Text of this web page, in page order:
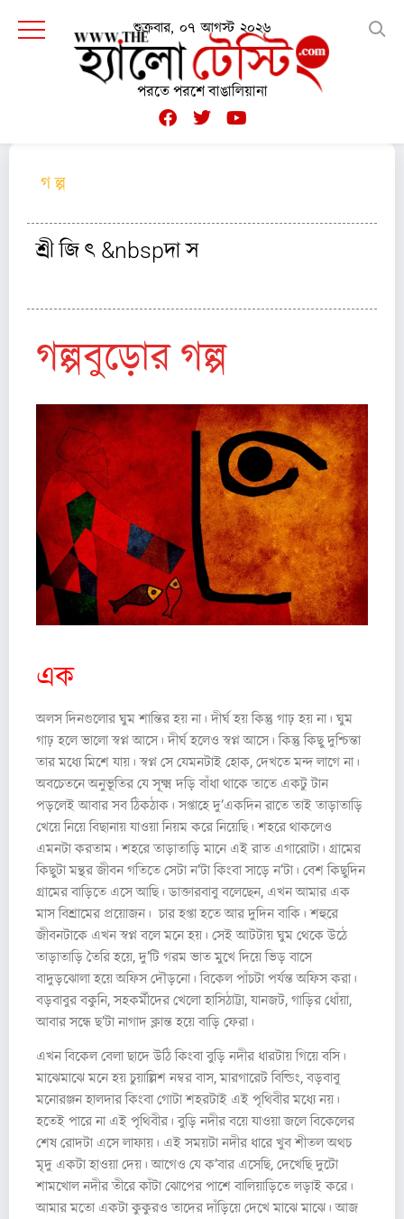
শুক্রবার, ০৭ আগস্ট ২০২৬
পরতে পরশে বাঙালিয়ানা
গ ল্প
শ্রী জি ৎ &nbspদা স
গল্পবুড়োর গল্প
এক
অলস দিনগুলোর ঘুম শান্তির হয় না। দীর্ঘ হয় কিন্তু গাঢ় হয় না। ঘুম
গাঢ় হলে ভালো স্বপ্ন আসে। দীর্ঘ হলেও স্বপ্ন আসে। কিন্তু কিছু দুশ্চিন্তা
তার মধ্যে মিশে যায়। স্বপ্ন সে যেমনটাই হোক, দেখতে মন্দ লাগে না।
অবচেতনে অনুভূতির যে সূক্ষ্ম দড়ি বাঁধা থাকে তাতে একটু টান
পড়লেই আবার সব ঠিকঠাক। সপ্তাহে দু’একদিন রাতে তাই তাড়াতাড়ি
খেয়ে নিয়ে বিছানায় যাওয়া নিয়ম করে নিয়েছি। শহরে থাকলেও
এমনটা করতাম। শহরে তাড়াতাড়ি মানে এই রাত এগারোটা। গ্রামের
কিছুটা মন্থর জীবন গতিতে সেটা ন’টা কিংবা সাড়ে ন’টা। বেশ কিছুদিন
গ্রামের বাড়িতে এসে আছি। ডাক্তারবাবু বলেছেন, এখন আমার এক
মাস বিশ্রামের প্রয়োজন। চার হপ্তা হতে আর দুদিন বাকি। শহুরে
জীবনটাকে এখন স্বপ্ন বলে মনে হয়। সেই আটটায় ঘুম থেকে উঠে
তাড়াতাড়ি তৈরি হয়ে, দু’টি গরম ভাত মুখে দিয়ে ভিড় বাসে
বাদুড়ঝোলা হয়ে অফিস দৌড়নো। বিকেল পাঁচটা পর্যন্ত অফিস করা।
বড়বাবুর বকুনি, সহকর্মীদের খেলো হাসিঠাট্টা, যানজট, গাড়ির ধোঁয়া,
আবার সন্ধে ছ’টা নাগাদ ক্লান্ত হয়ে বাড়ি ফেরা।
এখন বিকেল বেলা ছাদে উঠি কিংবা বুড়ি নদীর ধারটায় গিয়ে বসি।
মাঝেমাঝে মনে হয় চুয়াল্লিশ নম্বর বাস, মারগারেট বিল্ডিং, বড়বাবু
মনোরঞ্জন হালদার কিংবা গোটা শহরটাই এই পৃথিবীর মধ্যে নয়।
হতেই পারে না এই পৃথিবীর। বুড়ি নদীর বয়ে যাওয়া জলে বিকেলের
শেষ রোদটা এসে লাফায়। এই সময়টা নদীর ধারে খুব শীতল অথচ
মৃদু একটা হাওয়া দেয়। আগেও যে ক’বার এসেছি, দেখেছি দুটো
শামখোল নদীর তীরে কাঁটা ঝোপের পাশে বালিয়াড়িতে লড়াই করে।
আমার মতো একটা কুকুরও তাদের দাঁড়িয়ে দেখে মাঝে মাঝে। আজ